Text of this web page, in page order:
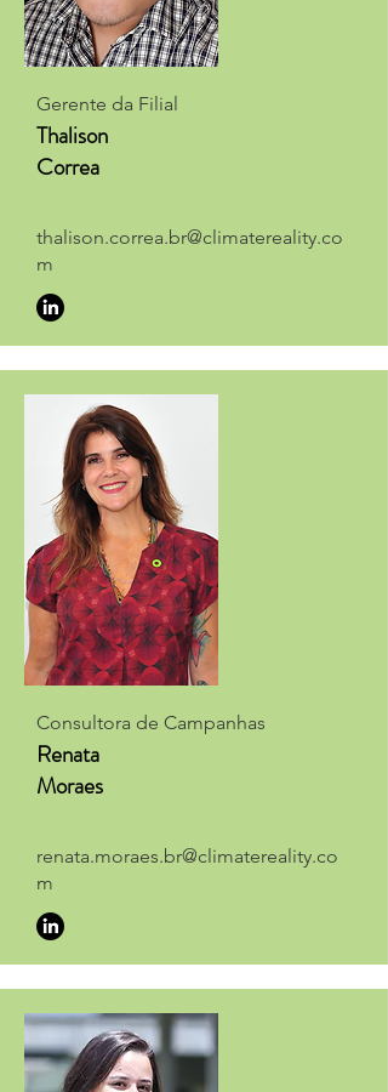
Gerente da Filial
Thalison
Correa
thalison.correa.br@climatereality.co
m
Consultora de Campanhas
Renata
Moraes
renata.moraes.br@climatereality.co
m